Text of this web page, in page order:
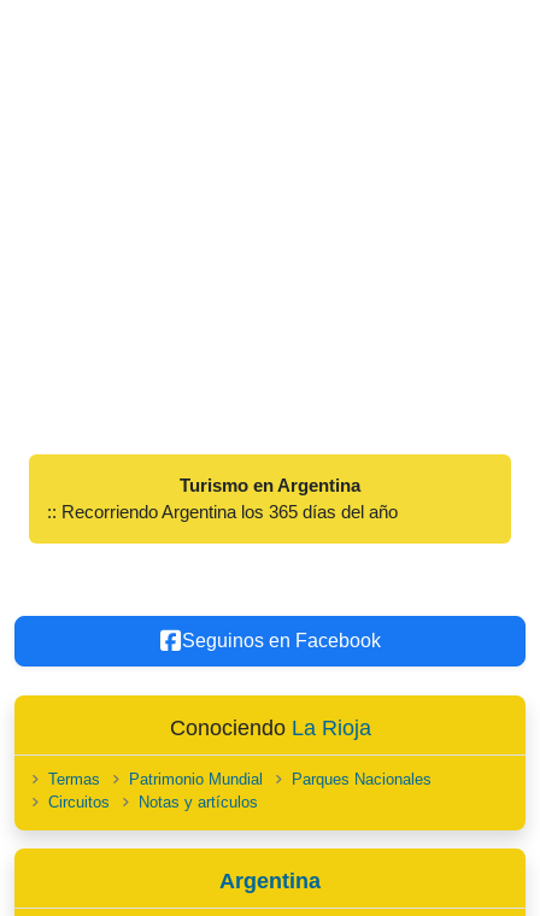
Turismo en Argentina
:: Recorriendo Argentina los 365 días del año
Seguinos en Facebook
Conociendo La Rioja
Termas Patrimonio Mundial
Parques Nacionales
Circuitos
Notas y artículos
Argentina